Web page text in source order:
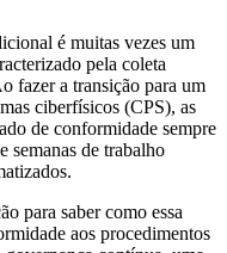
é muitas vezes um
pela coleta
fazer a transição para um
ciberfísicos (CPS), as
de conformidade sempre
semanas de trabalho
para saber como essa
aos procedimentos